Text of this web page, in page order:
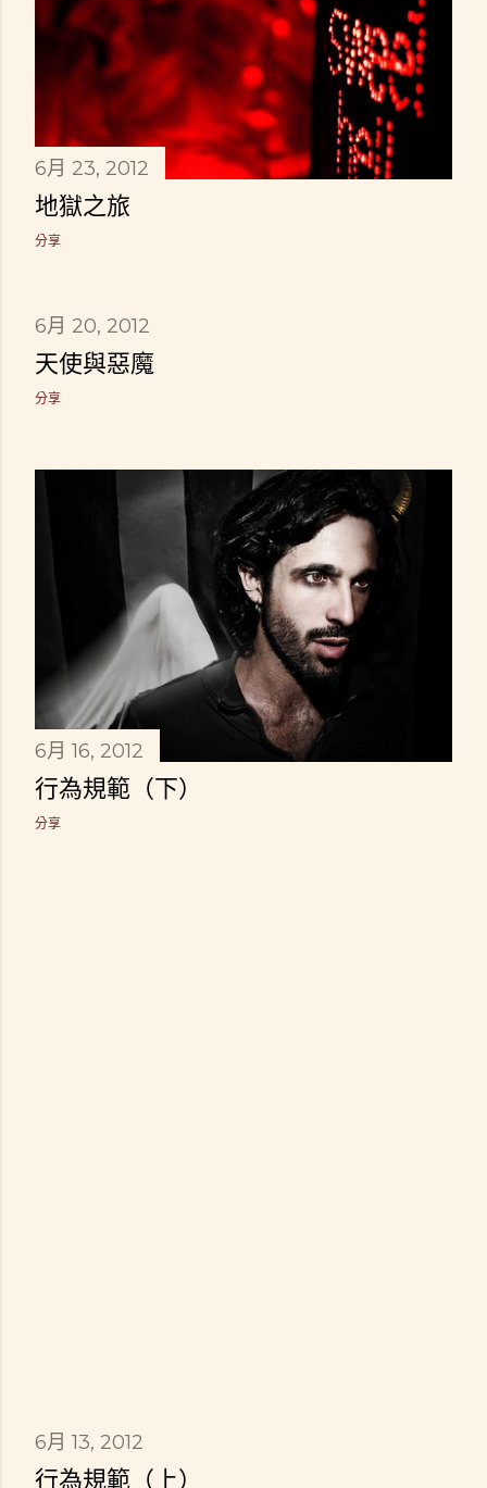
6月 23, 2012
地獄之旅
分享
6月 20, 2012
天使與惡魔
分享
6月 16, 2012
行為規範（下）
分享
6月 13, 2012
行為規範（上）